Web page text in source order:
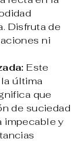
Disfruta de
ni
Este
última
que
de suciedad
impecable y